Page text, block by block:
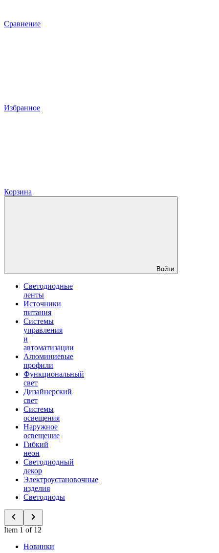
Сравнение
Избранное
Корзина
Войти
Светодиодные
ленты
Источники
питания
Системы
управления
и
автоматизации
Алюминиевые
профили
Функциональный
свет
Дизайнерский
свет
Системы
освещения
Наружное
освещение
Гибкий
неон
Светодиодный
декор
Электроустановочные
изделия
Светодиоды
Item 1 of 12
Новинки